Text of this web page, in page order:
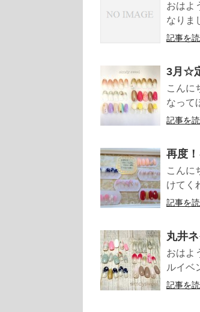
おはよ
なりま
記事を
3月☆
こんに
なって
記事を
再度
こんに
けてく
記事を
丸井
おはよ
ルイベ
記事を